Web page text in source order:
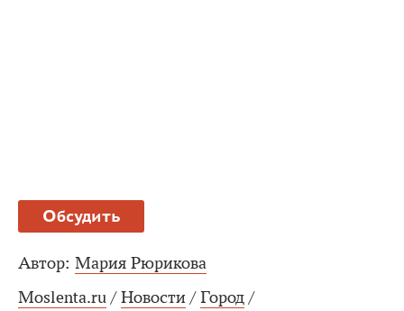
Обсудить
Автор: Мария Рюрикова
Moslenta.ru / Новости / Город /